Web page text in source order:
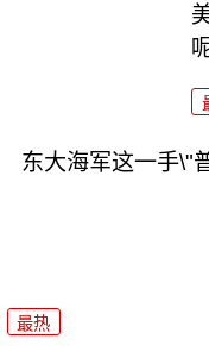
东大海军这一手\"
最热